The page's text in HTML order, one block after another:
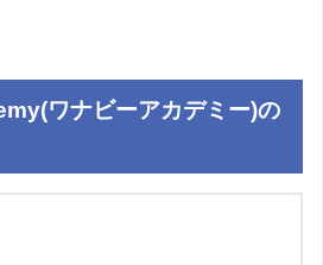
ワナビーアカデミー)の